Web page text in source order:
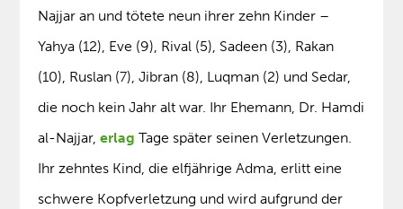
Najjar an und tötete neun ihrer zehn Kinder –
Yahya (12), Eve (9), Rival (5), Sadeen (3), Rakan
(10), Ruslan (7), Jibran (8), Luqman (2) und Sedar,
die noch kein Jahr alt war. Ihr Ehemann, Dr. Hamdi
al-Najjar,erlag Tage später seinen Verletzungen.
Ihr zehntes Kind, die elfjährige Adma, erlitt eine
schwere Kopfverletzung und wird aufgrund der